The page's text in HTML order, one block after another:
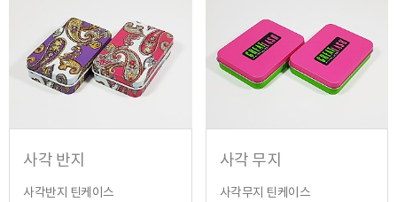
사각 반지
사각반지 틴케이스
사각 무지
사각무지 틴케이스